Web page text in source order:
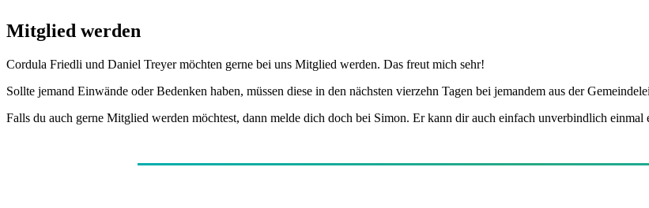
Mitglied werden
Cordula Friedli und Daniel Treyer möchten gerne bei uns Mitglied werden. Das freut mich sehr!
Sollte jemand Einwände oder Bedenken haben, müssen diese in den nächsten vierzehn Tagen bei jemandem aus der
Falls du auch gerne Mitglied werden möchtest, dann melde dich doch bei Simon. Er kann dir auch einfach unverbindlich einmal